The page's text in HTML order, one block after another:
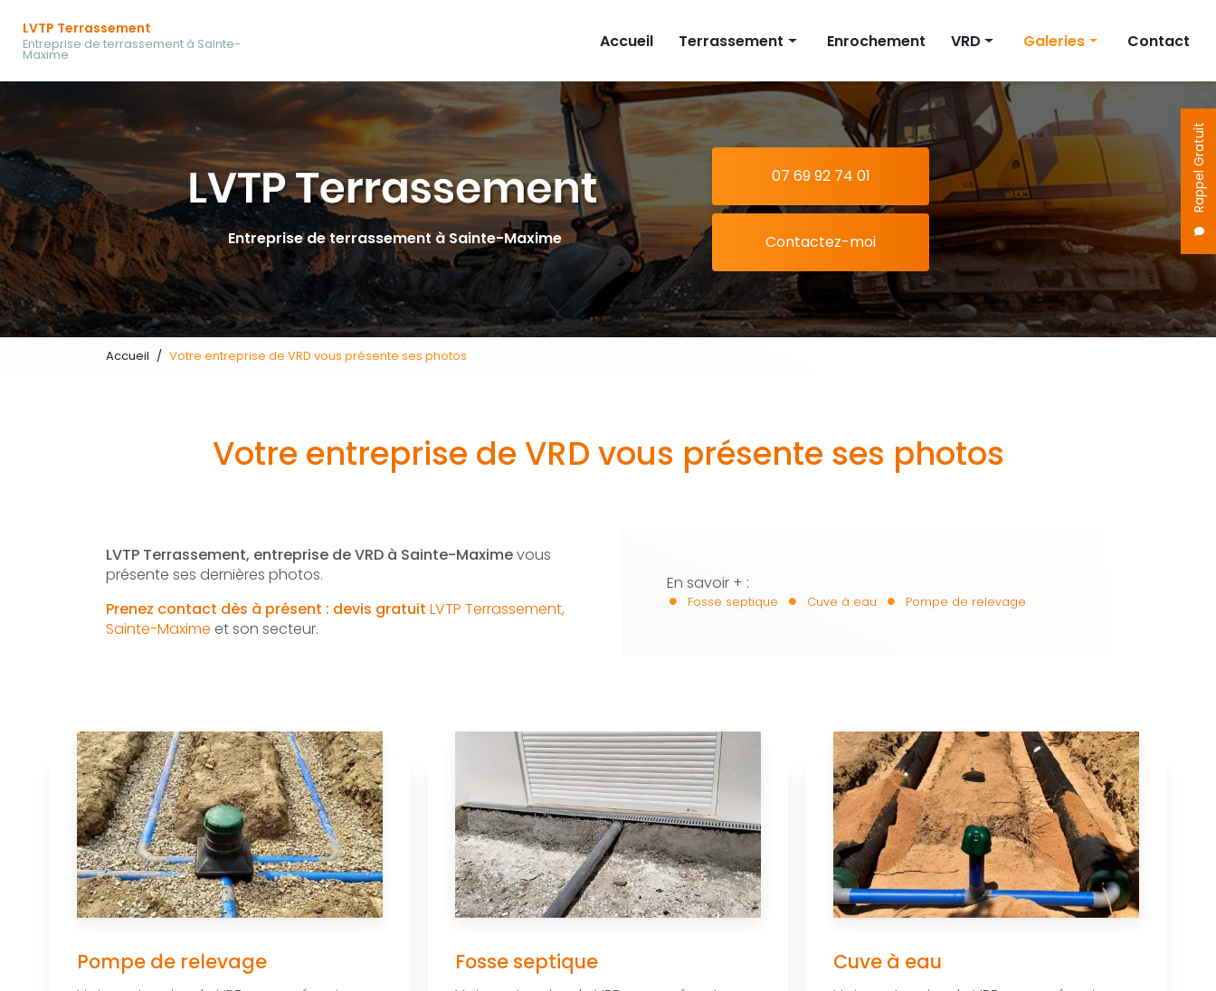
contenu
LVTP Terrassement
Entreprise de terrassement à Sainte-
Maxime
Rappel Gratuit
Accueil
Terrassement
Implantation maison
Piscine
Extension
Enrochement VRD
Fosse septique
Cuve à eau
Pompe de relevage
Galeries
Terrassement
Enrochement
VRD
Contact
Entreprise de terrassement à Sainte-Maxime
07 69 92 74 01
Contactez-moi
Accueil Votre entreprise de VRD vous présente ses photos
Votre entreprise de VRD vous présente ses photos
LVTP Terrassement, entreprise de VRD à Sainte-Maximevous
présente ses dernières photos.
Prenez contact dès à présent : devis gratuit LVTP Terrassement,
Sainte-Maxime et son secteur.
En savoir + :
Fosse septique Cuve à eau Pompe de relevage
Pompe de relevage Fosse septique Cuve à eau